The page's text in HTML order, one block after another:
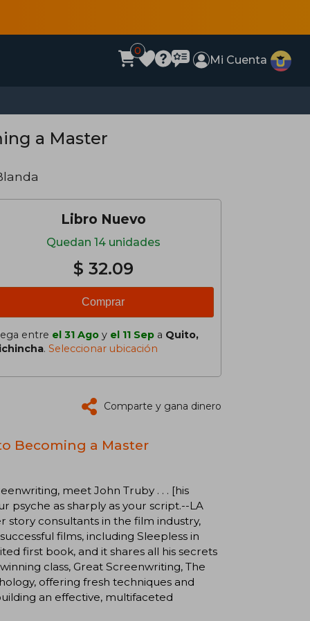
0
Mi Cuenta
a Master
Libro Nuevo
Quedan 14 unidades
$ 32.09
Comprar
entre el 31 Ago y el 11 Sep a Quito,
. Seleccionar ubicación
Comparte y gana dinero
Becoming a Master
meet John Truby . . . [his
psyche as sharply as your script.--LA
story consultants in the film industry,
films, including Sleepless in
first book, and it shares all his secrets
class, Great Screenwriting, The
offering fresh techniques and
an effective, multifaceted